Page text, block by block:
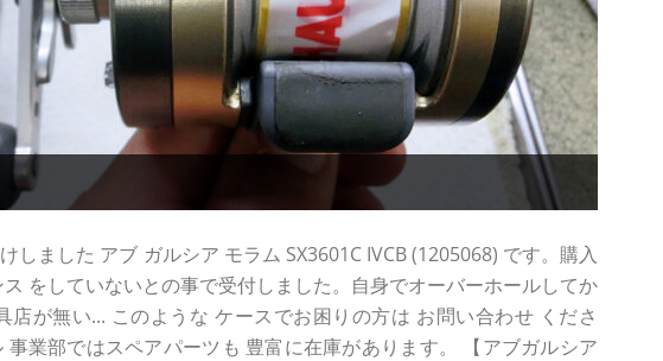
しました アブ ガルシア モラム SX3601C IVCB (1205068) です。購入
をしていないとの事で受付しました。自身でオーバーホールしてか
店が無い... このような ケースでお困りの方は お問い合わせ くださ
業部ではスペアパーツも 豊富に在庫があります。 【アブガルシア